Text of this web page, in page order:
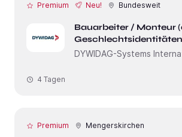
Premium Neu! Bundesweit
Bauarbeiter / Monteur
DYWIDAG-Systems
4 Tagen
Premium Mengerskirchen